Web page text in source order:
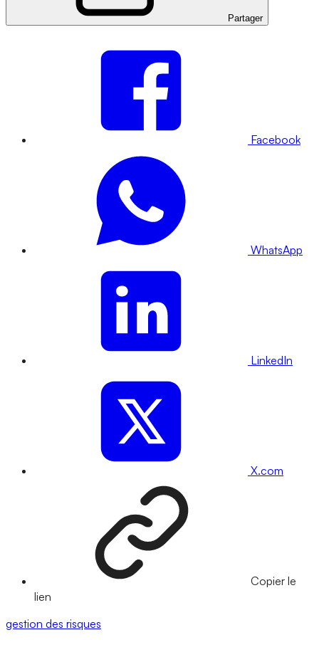
Partager
Facebook
WhatsApp
LinkedIn
X.com
Copier le
lien
gestion des risques